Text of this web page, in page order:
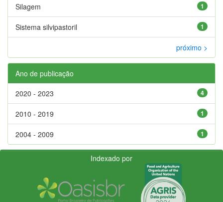
1
Silagem
1
Sistema silvipastoril
próximo >
Ano de publicação
4
2020 - 2023
1
2010 - 2019
1
2004 - 2009
Indexado por